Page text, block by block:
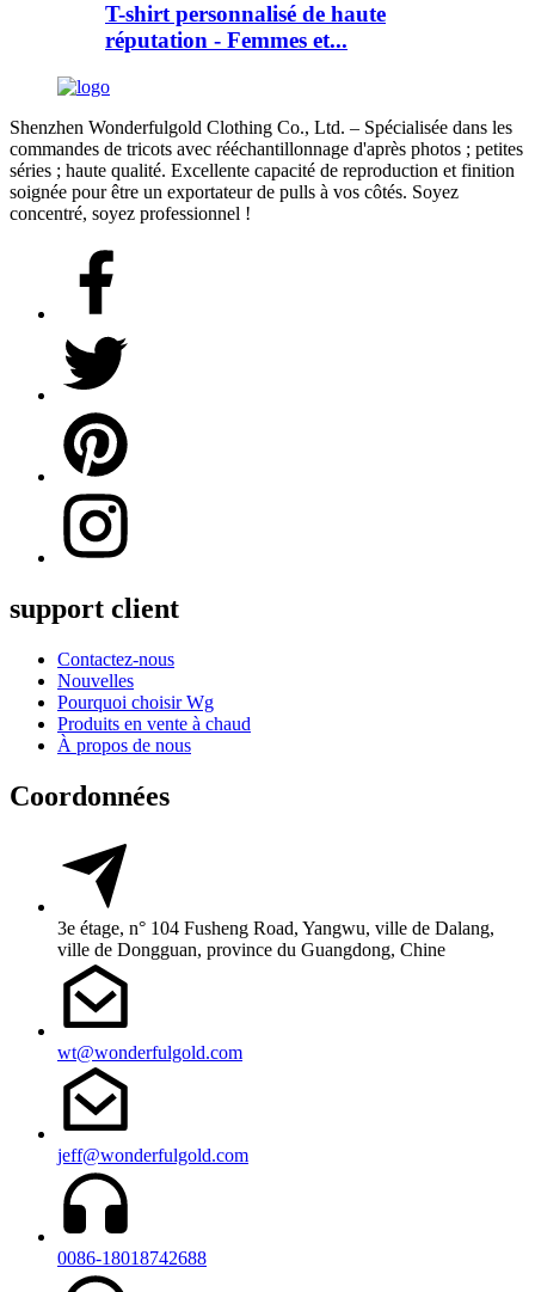
T-shirt personnalisé de haute
réputation - Femmes et...
Shenzhen Wonderfulgold Clothing Co., Ltd. – Spécialisée dans les
commandes de tricots avec rééchantillonnage d'après photos ; petites
séries ; haute qualité. Excellente capacité de reproduction et finition
soignée pour être un exportateur de pulls à vos côtés. Soyez
concentré, soyez professionnel !
support client
Contactez-nous
Nouvelles
Pourquoi choisir Wg
Produits en vente à chaud
À propos de nous
Coordonnées
3e étage, n° 104 Fusheng Road, Yangwu, ville de Dalang,
ville de Dongguan, province du Guangdong, Chine
wt@wonderfulgold.com
jeff@wonderfulgold.com
0086-18018742688